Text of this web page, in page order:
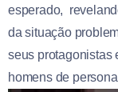
esperado,
da situação
seus protagonistas
homens de